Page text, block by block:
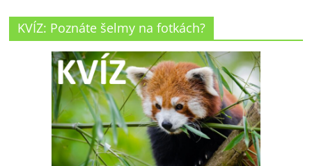
KVÍZ: Poznáte šelmy na fotkách?